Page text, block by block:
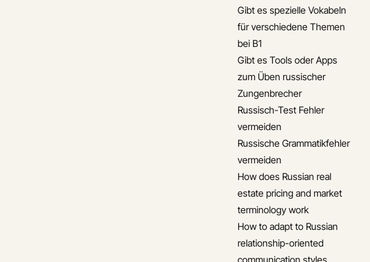
Gibt es spezielle Vokabeln
für verschiedene Themen
bei B1
Gibt es Tools oder Apps
zum Üben russischer
Zungenbrecher
Russisch-Test Fehler
vermeiden
Russische Grammatikfehler
vermeiden
How does Russian real
estate pricing and market
terminology work
How to adapt to Russian
relationship-oriented
communication styles